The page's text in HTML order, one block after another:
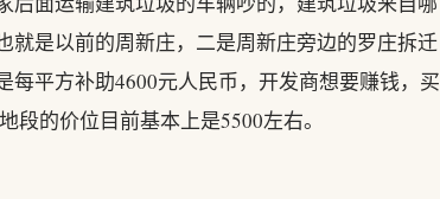
是以前的周新庄，二是周新庄旁边的罗庄拆迁
平方补助4600元人民币，开发商想要赚钱，买
的价位目前基本上是5500左右。